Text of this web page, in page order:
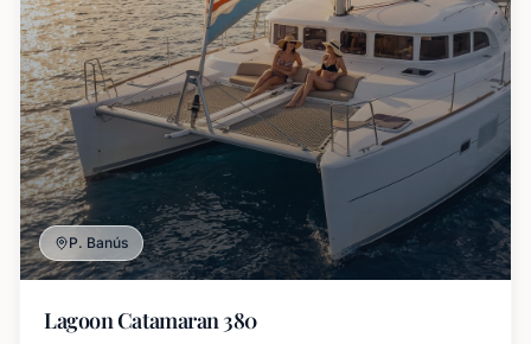
P. Banús
Lagoon Catamaran 380